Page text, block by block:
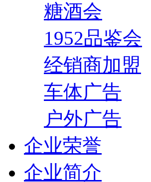
糖酒会
1952品鉴会
经销商加盟
车体广告
户外广告
企业荣誉
企业简介